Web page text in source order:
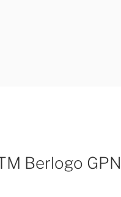
Berlogo GPN